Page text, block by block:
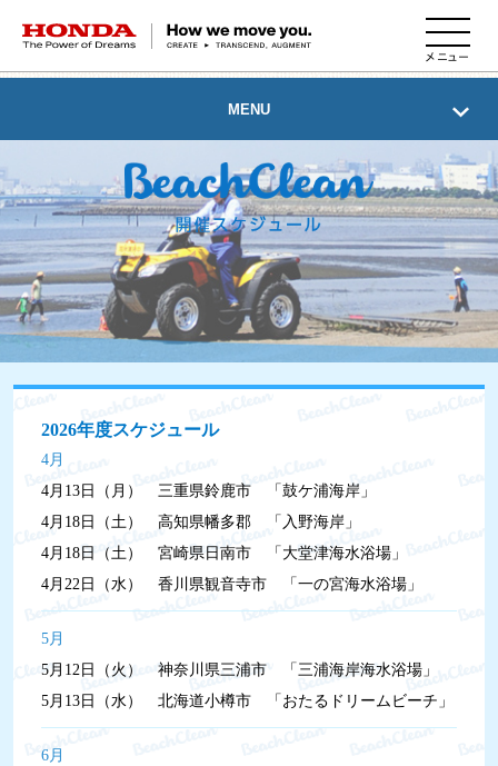
HONDA The Power of Dreams
MENU
ビーチクリーンTOP
Hondaの想い
活動の流れ
活動報告
2026年度スケジュール
4月
4月13日（月）
三重県鈴鹿市 「鼓ケ浦海岸」
4月18日（土）
高知県幡多郡 「入野海岸」
4月18日（土）
宮崎県日南市 「大堂津海水浴場」
4月22日（水）
香川県観音寺市 「一の宮海水浴場」
5月
5月12日（火）
神奈川県三浦市 「三浦海岸海水浴場」
5月13日（水）
北海道小樽市 「おたるドリームビーチ」
6月